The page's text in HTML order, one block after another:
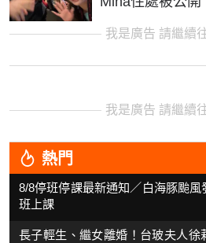
我是廣告 請繼續
我是廣告 請繼續
熱門
8/8停班停課最新通知／白海豚颱
班上課
長子輕生、繼女離婚！台玻夫人